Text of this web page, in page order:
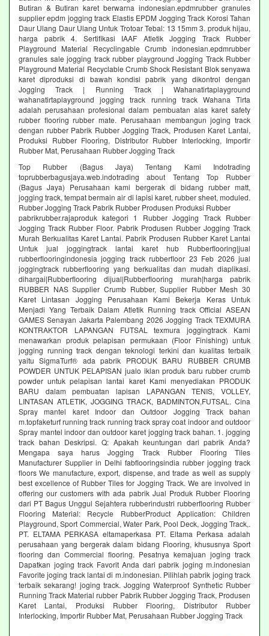
Butiran & Butiran karet berwarna indonesian.epdmrubber granules
supplier epdm jogging track Elastis EPDM Jogging Track Korosi Tahan
Daur Ulang Daur Ulang Untuk Trotoar Tebal: 13 15mm 3. produk hijau,
harga pabrik 4. Sertifikasi IAAF Atletik Jogging Track Rubber
Playground Material Recyclingable Crumb indonesian.epdmrubber
granules sale jogging track rubber playground Jogging Track Rubber
Playground Material Recyclable Crumb Shock Resistant Blok senyawa
karet diproduksi di bawah kondisi pabrik yang dikontrol dengan
Jogging Track | Running Track | Wahanatirtaplayground
wahanatirtaplayground jogging track running track Wahana Tirta
adalah perusahaan profesional dalam pembuatan alas karet safety
rubber flooring rubber mate. Perusahaan membangun joging track
dengan rubber Pabrik Rubber Jogging Track, Produsen Karet Lantai,
Produksi Rubber Flooring, Distributor Rubber Interlocking, Importir
Rubber Mat, Perusahaan Rubber Jogging Track
Top Rubber (Bagus Jaya) Tentang Kami Indotrading
toprubberbagusjaya.web.indotrading about Tentang Top Rubber
(Bagus Jaya) Perusahaan kami bergerak di bidang rubber matt,
jogging track, tempat bermain air di lapisi karet, rubber sheet, moduled.
Rubber Jogging Track Pabrik Rubber Produsen Produksi Rubber
pabrikrubber.rajaproduk kategori 1 Rubber Jogging Track Rubber
Jogging Track Rubber Floor. Pabrik Produsen Rubber Jogging Track
Murah Berkualitas Karet Lantai. Pabrik Produsen Rubber Karet Lantai
Untuk jual joggingtrack lantai karet hub Rubberflooring|jual
rubberflooringindonesia jogging track rubberfloor 23 Feb 2026 jual
joggingtrack rubberflooring yang berkualitas dan mudah diaplikasi.
dihargai|Rubberflooring dijual|Rubberflooring murah|harga pabrik
RUBBER NAS Supplier Crumb Rubber, Supplier Rubber Mesh 30
Karet Lintasan Jogging Perusahaan Kami Bekerja Keras Untuk
Menjadi Yang Terbaik Dalam Atletik Running track Official ASEAN
GAMES Senayan Jakarta Palembang 2026 Jogging Track TEXMURA
KONTRAKTOR LAPANGAN FUTSAL texmura joggingtrack Kami
menawarkan produk pelapisan permukaan (Floor Finishing) untuk
jogging running track dengan teknologi terkini dan kualitas terbaik
yaitu SigmaTurf® ada pabrik PRODUK BARU RUBBER CRUMB
POWDER UNTUK PELAPISAN jualo iklan produk baru rubber crumb
powder untuk pelapisan lantai karet Kami menyediakan PRODUK
BARU dalam pembuatan lapisan LAPANGAN TENIS, VOLLEY,
LINTASAN ATLETIK, JOGGING TRACK, BADMINTON,FUTSAL. Cina
Spray mantel karet Indoor dan Outdoor Jogging Track bahan
m.topfaketurf running track running track spray coat indoor and outdoor
Spray mantel indoor dan outdoor karet jogging track bahan. 1. jogging
track bahan Deskripsi. Q: Apakah keuntungan dari pabrik Anda?
Mengapa saya harus Jogging Track Rubber Flooring Tiles
Manufacturer Supplier in Delhi fabflooringsindia rubber jogging track
floors We manufacture, export, dispense, and trade as well as supply
best excellence of Rubber Tiles for Jogging Track. We are involved in
offering our customers with ada pabrik Jual Produk Rubber Flooring
dari PT Bagus Unggul Sejahtera rubberindustri rubberflooring Rubber
Flooring Material: Recycle RubberProduct Application: Children
Playground, Sport Commercial, Water Park, Pool Deck, Jogging Track,.
PT. ELTAMA PERKASA eltamaperkasa PT. Eltama Perkasa adalah
perusahaan yang bergerak dalam bidang Flooring, khususnya Sport
flooring dan Commercial flooring. Pesatnya kemajuan joging track
Dapatkan joging track Favorit Anda dari pabrik joging m.indonesian
Favorite joging track lantai di m.indonesian. Pilihlah pabrik joging track
terbaik sekarang! joging track. Jogging Waterproof Synthetic Rubber
Running Track Material rubber Pabrik Rubber Jogging Track, Produsen
Karet Lantai, Produksi Rubber Flooring, Distributor Rubber
Interlocking, Importir Rubber Mat, Perusahaan Rubber Jogging Track